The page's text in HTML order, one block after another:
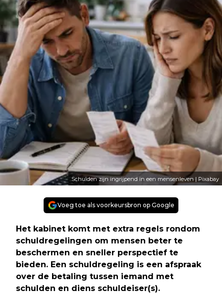
Schulden zijn ingrijpend in een mensenleven | Pixabay
Voeg toe als voorkeursbron op Google
Het kabinet komt met extra regels rondom
schuldregelingen om mensen beter te
beschermen en sneller perspectief te
bieden. Een schuldregeling is een afspraak
over de betaling tussen iemand met
schulden en diens schuldeiser(s).